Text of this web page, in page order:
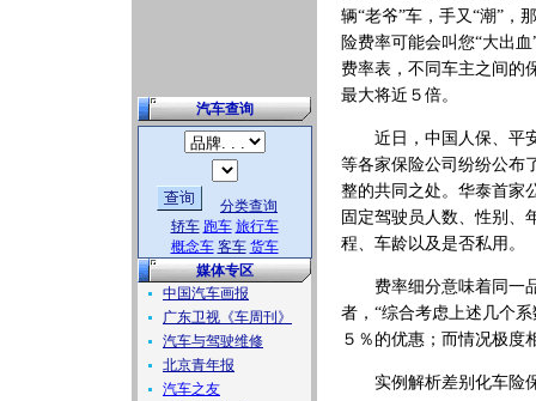
汽车查询
分类查询
轿车 跑车 旅行车
概念车 客车 货车
媒体专区
中国汽车画报
广东卫视《车周刊》
汽车与驾驶维修
北京青年报
汽车之友
辆“老爷”车，手又“潮”，
险费率可能会叫您“大出血
费率表，不同车主之间的
最大将近５倍。
近日，中国人保、平
等各家保险公司纷纷公布
整的共同之处。华泰首家
固定驾驶员人数、性别、
程、车龄以及是否私用。
费率细分意味着同一品
者，“综合考虑上述几个
５％的优惠；而情况极度
实例解析差别化车险